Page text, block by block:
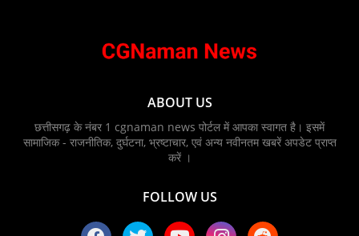
ABOUT US
छत्तीसगढ़ के नंबर 1 cgnaman news पोर्टल में आपका स्वागत है। इसमें
सामाजिक - राजनीतिक, दुर्घटना, भ्रष्टाचार, एवं अन्य नवीनतम खबरें अपडेट प्राप्त
करें ।
FOLLOW US